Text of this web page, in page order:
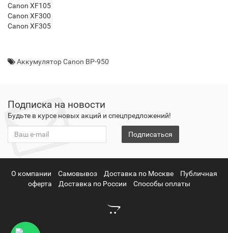
Canon XF105
Canon XF300
Canon XF305
Аккумулятор Canon BP-950
Подписка на новости
Будьте в курсе новых акций и спецпредложений!
Подписаться
О компании Самовывоз Доставка по Москве
Публичная
оферта
Доставка по России Способы оплаты